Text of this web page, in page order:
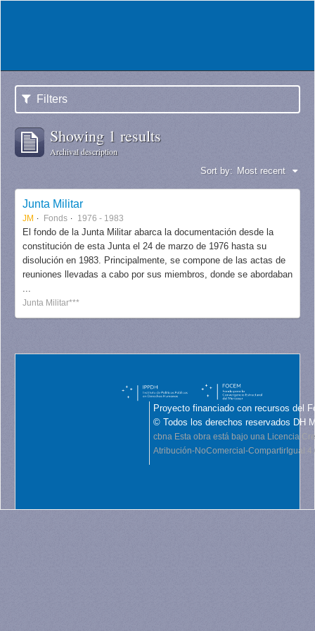
Filters
Showing 1 results
Archival description
Sort by: Most recent
Junta Militar
JM Fonds 1976 - 1983
El fondo de la Junta Militar abarca la documentación desde la
constitución de esta Junta el 24 de marzo de 1976 hasta su
disolución en 1983. Principalmente, se compone de las actas de
reuniones llevadas a cabo por sus miembros, donde se abordaban
...
Junta Militar***
Proyecto financiado con recursos del
© Todos los derechos reservados DH
cbna Esta obra está bajo una Licencia
Atribución-NoComercial-CompartirIgual